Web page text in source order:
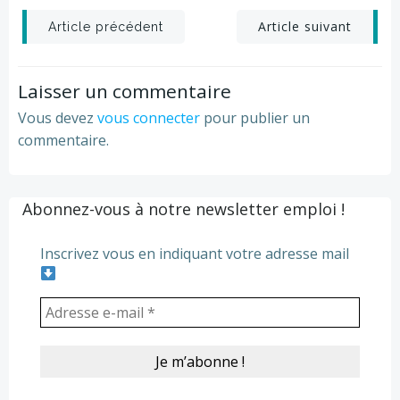
Post
navigation
Article précédent
Post
navigation
Article suivant
Laisser un commentaire
Vous devez vous connecter pour publier un
commentaire.
Abonnez-vous à notre newsletter emploi !
Inscrivez vous en indiquant votre adresse mail